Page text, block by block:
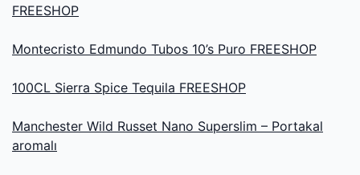
FREESHOP
Montecristo Edmundo Tubos 10’s Puro FREESHOP
100CL Sierra Spice Tequila FREESHOP
Manchester Wild Russet Nano Superslim – Portakal
aromalı